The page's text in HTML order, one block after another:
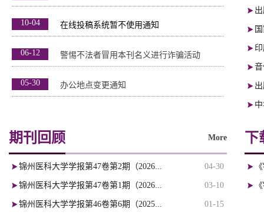
10-04 在线投稿系统暂不使用通知
06-12 警惕不法者冒用本刊名义进行诈骗活动
05-30 办公地点变更通知
期刊回顾 More
锦州医科大学学报第47卷第2期（2026... 04-30
锦州医科大学学报第47卷第1期（2026... 03-10
锦州医科大学学报第46卷第6期（2025... 01-15
下